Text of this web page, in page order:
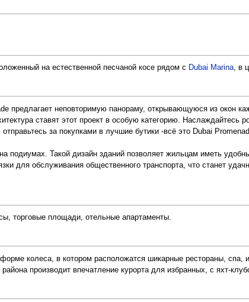
на естественной песчаной косе рядом с Dubai Marina, в
предлагает неповторимую панораму, открывающуюся из окон
ставят этот проект в особую категорию. Наслаждайтесь
за покупками в лучшие бутики -всё это Dubai
Такой дизайн зданий позволяет жильцам иметь
для обслуживания общественного транспорта, что станет
торговые площади, отельные апартаменты.
колеса, в котором расположатся шикарные рестораны, спа,
производит впечатление курорта для избранных, с яхт-